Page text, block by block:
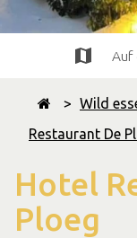
> Wild
Restaurant De
Hotel
Ploeg
Auf